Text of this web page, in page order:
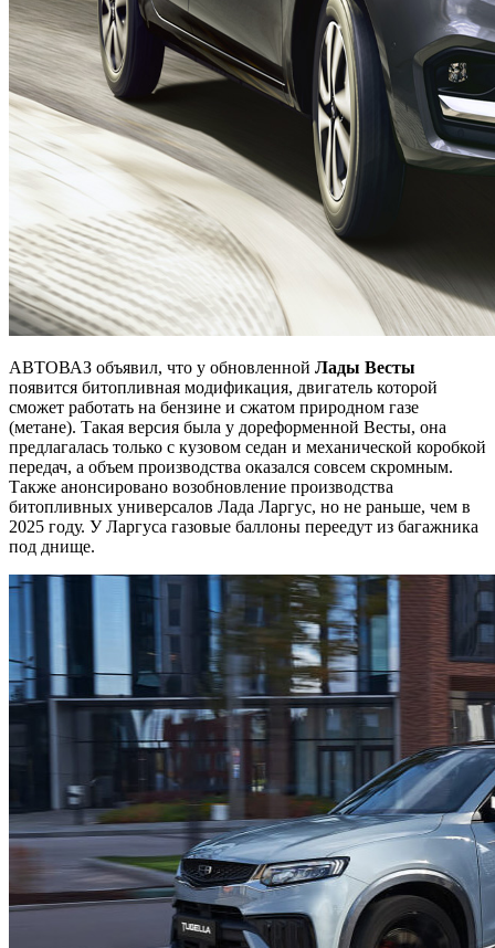
АВТОВАЗ объявил, что у обновленной Лады Весты
появится битопливная модификация, двигатель которой
сможет работать на бензине и сжатом природном газе
(метане). Такая версия была у дореформенной Весты, она
предлагалась только с кузовом седан и механической коробкой
передач, а объем производства оказался совсем скромным.
Также анонсировано возобновление производства
битопливных универсалов Лада Ларгус, но не раньше, чем в
2025 году. У Ларгуса газовые баллоны переедут из багажника
под днище.